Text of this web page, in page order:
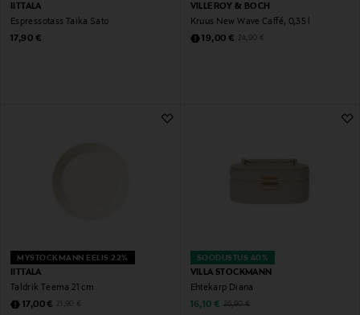
IITTALA
Espressotass Taika Sato
Original Price
17,90 €
VILLEROY & BOCH
Kruus New Wave Caffé, 0,35 l
Discounted Price
19,00 € Original Price
24,90 €
MYSTOCKMANN EELIS 22%
IITTALA
Taldrik Teema 21 cm
Discounted Price
17,00 € Original Price
21,90 €
SOODUSTUS 40%
VILLA STOCKMANN
Ehtekarp Diana
Discounted Price
16,10 € Original Price
26,90 €